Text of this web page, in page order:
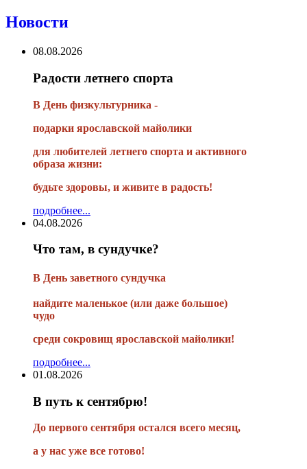
Новости
08.08.2026
Радости летнего спорта
В День физкультурника -
подарки ярославской майолики
для любителей летнего спорта и активного
образа жизни:
будьте здоровы, и живите в радость!
подробнее...
04.08.2026
Что там, в сундучке?
В День заветного сундучка
найдите маленькое (или даже большое)
чудо
среди сокровищ ярославской майолики!
подробнее...
01.08.2026
В путь к сентябрю!
До первого сентября остался всего месяц,
а у нас уже все готово!